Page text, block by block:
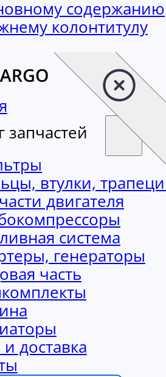
содержанию
колонтитулу
запчастей
втулки,
двигателя
система
генераторы
часть
доставка